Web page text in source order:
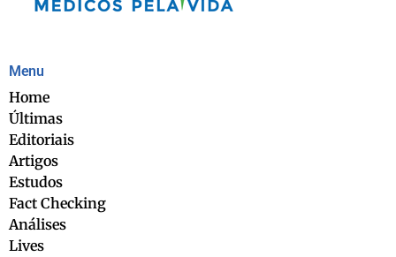
Menu
Home
Últimas
Editoriais
Artigos
Estudos
Fact Checking
Análises
Lives